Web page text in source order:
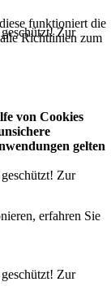
Zur
Zur
Zur
funktioniert die
Richtlinien zum
von Cookies
gelten
erfahren Sie